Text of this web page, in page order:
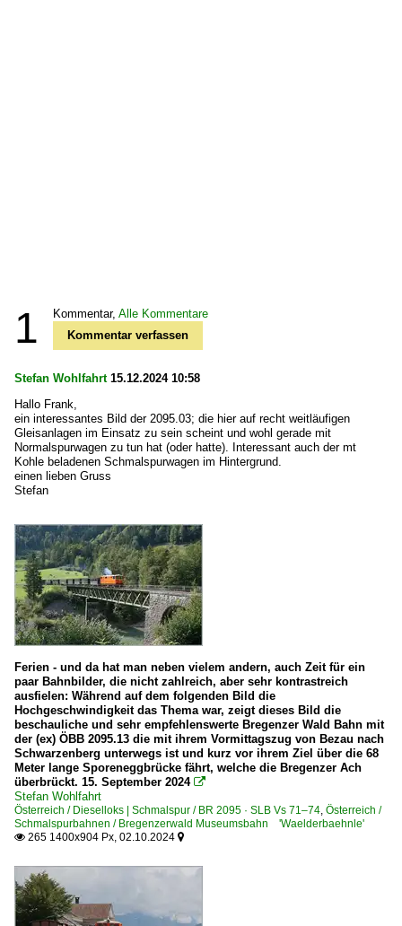
1 Kommentar, Alle Kommentare
Kommentar verfassen
Stefan Wohlfahrt15.12.2024 10:58
Hallo Frank,
ein interessantes Bild der 2095.03; die hier auf recht weitläufigen
Gleisanlagen im Einsatz zu sein scheint und wohl gerade mit
Normalspurwagen zu tun hat (oder hatte). Interessant auch der mt
Kohle beladenen Schmalspurwagen im Hintergrund.
einen lieben Gruss
Stefan
Ferien - und da hat man neben vielem andern, auch Zeit für ein
paar Bahnbilder, die nicht zahlreich, aber sehr kontrastreich
ausfielen: Während auf dem folgenden Bild die
Hochgeschwindigkeit das Thema war, zeigt dieses Bild die
beschauliche und sehr empfehlenswerte Bregenzer Wald Bahn mit
der (ex) ÖBB 2095.13 die mit ihrem Vormittagszug von Bezau nach
Schwarzenberg unterwegs ist und kurz vor ihrem Ziel über die 68
Meter lange Sporeneggbrücke fährt, welche die Bregenzer Ach
überbrückt. 15. September 2024 
Stefan Wohlfahrt
Österreich / Dieselloks | Schmalspur / BR 2095 · SLB Vs 71–74 Österreich /
Schmalspurbahnen / Bregenzerwald Museumsbahn 'Waelderbaehnle'
 265 1400x904 Px, 02.10.2024 